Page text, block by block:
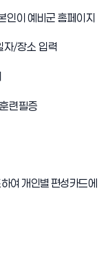
인이 예비군 홈페이지
자/장소 입력
련필증
여 개인별 편성카드에